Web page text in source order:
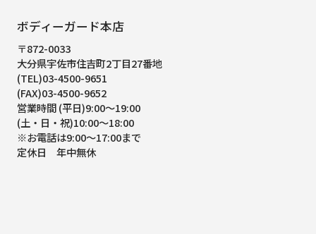
ボディーガード本店
〒872-0033
大分県宇佐市住吉町2丁目27番地
(TEL)03-4500-9651
(FAX)03-4500-9652
営業時間 (平日)9:00～19:00
(土・日・祝)10:00～18:00
※お電話は9:00～17:00まで
定休日 年中無休